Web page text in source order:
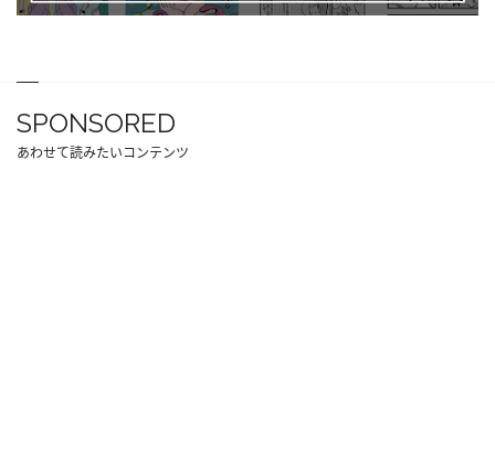
SPONSORED
あわせて読みたいコンテンツ